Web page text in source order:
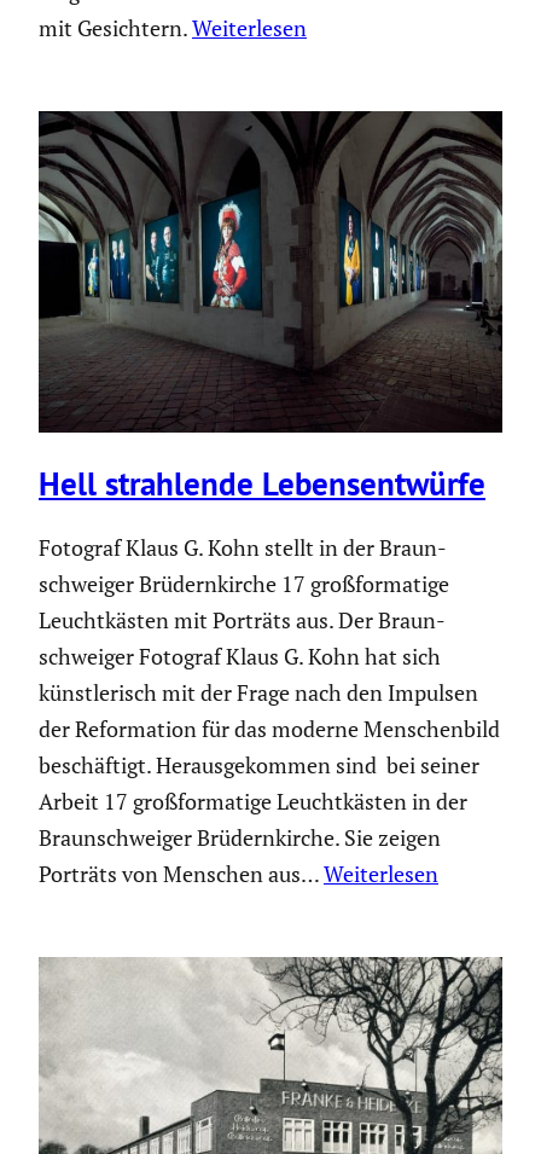
mit Gesichtern.Weiterlesen
Hell strah­lende Lebens­ent­würfe
Fotograf Klaus G. Kohn stellt in der Braun­
schweiger Brüdern­kirche 17 großfor­ma­tige
Leucht­kästen mit Porträts aus. Der Braun­
schweiger Fotograf Klaus G. Kohn hat sich
künst­le­risch mit der Frage nach den Impulsen
der Refor­ma­tion für das moderne Menschen­bild
beschäf­tigt. Heraus­ge­kommen sind bei seiner
Arbeit 17 großfor­ma­tige Leucht­kästen in der
Braun­schweiger Brüdern­kirche. Sie zeigen
Porträts von Menschen aus…Weiterlesen